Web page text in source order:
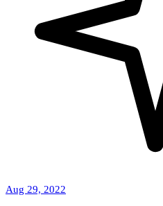
Aug 29, 2022